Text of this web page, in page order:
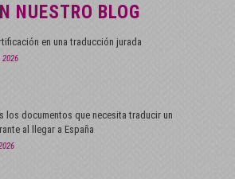
NUESTRO BLOG
en una traducción jurada
2026
los documentos que necesita traducir un
al llegar a España